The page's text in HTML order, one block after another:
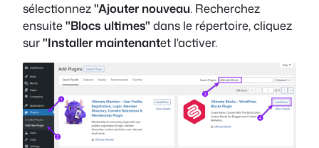
sélectionnez"Ajouter nouveau. Recherchez
ensuite"Blocs ultimes" dans le répertoire, cliquez
sur"Installer maintenantet l'activer.